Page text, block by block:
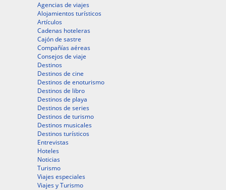
Agencias de viajes
Alojamientos turísticos
Artículos
Cadenas hoteleras
Cajón de sastre
Compañías aéreas
Consejos de viaje
Destinos
Destinos de cine
Destinos de enoturismo
Destinos de libro
Destinos de playa
Destinos de series
Destinos de turismo
Destinos musicales
Destinos turísticos
Entrevistas
Hoteles
Noticias
Turismo
Viajes especiales
Viajes y Turismo